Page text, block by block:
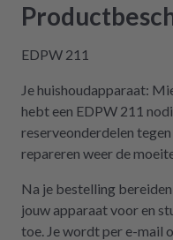
Träumchen.
nicht erst
gekostet
zurückgreifen
dass es diese
definitiv
EDPW 211
Je huishoudapparaat:
hebt een EDPW 211
reserveonderdelen
repareren weer de
Na je bestelling
jouw apparaat voor en
toe. Je wordt per e-mail